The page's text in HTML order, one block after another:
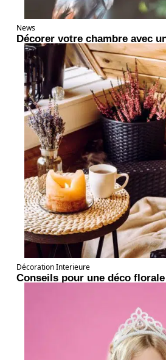
News
Décorer votre chambre avec
Décoration Interieure
Conseils pour une déco